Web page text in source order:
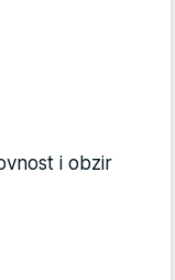
i obzir